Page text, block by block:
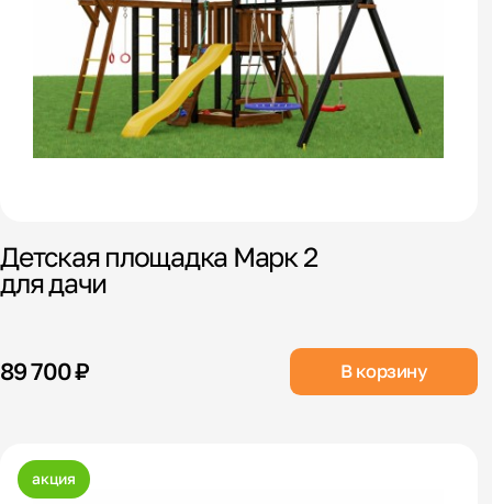
Детская площадка Марк 2
для дачи
89 700 ₽ В корзину
акция